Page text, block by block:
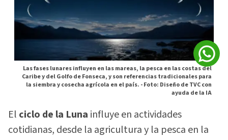
Las fases lunares influyen en las mareas, la pesca en las costas del
Caribe y del Golfo de Fonseca, y son referencias tradicionales para
la siembra y cosecha agrícola en el país. -Foto: Diseño de TVC con
ayuda de la IA
El ciclo de la Luna influye en actividades
cotidianas, desde la agricultura y la pesca en la